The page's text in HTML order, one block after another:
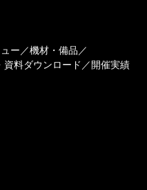
ー
機材・備品
資料ダウンロード 開催実績